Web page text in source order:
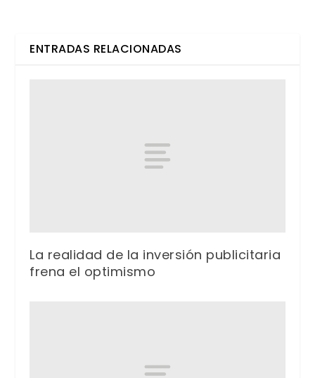
ENTRADAS RELACIONADAS
La realidad de la inversión publicitaria
frena el optimismo